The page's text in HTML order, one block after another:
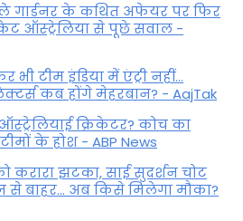
गार्डनर के कथित अफेयर पर फिर
ऑस्ट्रेलिया से पूछे सवाल -
भी टीम इंडिया में एंट्री नहीं...
कब होंगे मेहरबान? - AajTak
क्रिकेटर? कोच का
के होश - ABP News
करारा झटका, साई सुदर्शन चोट
से बाहर... अब किसे म‍िलेगा मौका?